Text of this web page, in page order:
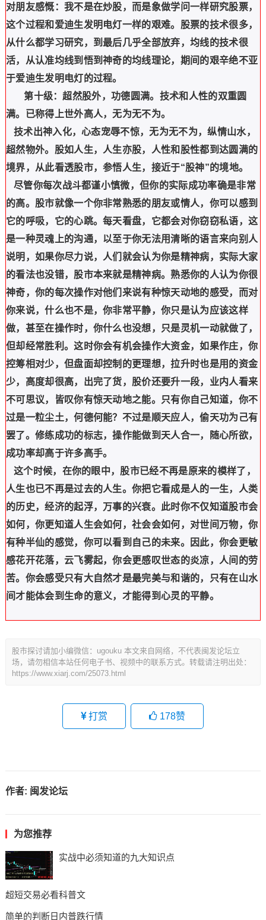
对朋友感慨：我不是在炒股，而是象做学问一样研究股票，
这个过程和爱迪生发明电灯一样的艰难。股票的技术很多，
从什么都学习研究，到最后几乎全部放弃，均线的技术很
活，从认准均线到悟到神奇的均线理论，期间的艰辛绝不亚
于爱迪生发明电灯的过程。
第十级：超然股外，功德圆满。技术和人性的双重圆
满。已称得上世外高人，无为无不为。
技术出神入化，心态宠辱不惊，无为无不为，纵情山水，
超然物外。股如人生，人生亦股，人性和股性都到达圆满的
境界，从此看透股市，参悟人生，接近于“股神”的境地。
尽管你每次战斗都谨小慎微，但你的实际成功率确是非常
的高。股市就像一个你非常熟悉的朋友或情人，你可以感到
它的呼吸，它的心跳。每天看盘，它都会对你窃窃私语，这
是一种灵魂上的沟通，以至于你无法用清晰的语言来向别人
说明，如果你尽力说，人们就会认为你是精神病，实际大家
的看法也没错，股市本来就是精神病。熟悉你的人认为你很
神奇，你的每次操作对他们来说有种惊天动地的感受，而对
你来说，什么也不是，你非常平静，你只是认为应该这样
做，甚至在操作时，你什么也没想，只是灵机一动就做了，
但却经常胜利。这时你会有机会操作大资金，如果作庄，你
控筹相对少，但盘面却控制的更理想，拉升时也是用的资金
少，高度却很高，出完了货，股价还要升一段，业内人看来
不可思议，皆叹你有惊天动地之能。只有你自己知道，你不
过是一粒尘土，何德何能？不过是顺天应人，偷天功为己有
罢了。修练成功的标志，操作能做到天人合一，随心所欲，
成功率却高于许多高手。
这个时候，在你的眼中，股市已经不再是原来的模样了，
人生也已不再是过去的人生。你把它看成是人的一生，人类
的历史，经济的起浮，万事的兴衰。此时你不仅知道股市会
如何，你更知道人生会如何，社会会如何，对世间万物，你
有种半仙的感觉，你可以看到自己的未来。因此，你会更敏
感花开花落，云飞雾起，你会更感叹世态的炎凉，人间的劳
苦。你会感受只有大自然才是最完美与和谐的，只有在山水
间才能体会到生命的意义，才能得到心灵的平静。
股市探讨请加小编微信：ugouku 本文来自网络，不代表闽发论坛立
场，请勿相信本站任何电子书、视频中的联系方式。转载请注明出处：
https://www.xiarj.com/25073.html
打赏 178赞
作者: 闽发论坛
为您推荐
实战中必须知道的九大知识点
超短交易必看科普文
简单的判断日内普跌行情